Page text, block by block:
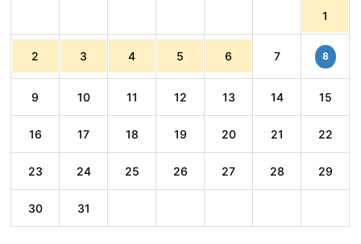
1
2 3 4 5 6 7 8
9 10 11 12 13 14 15
16 17 18 19 20 21 22
23 24 25 26 27 28 29
30 31